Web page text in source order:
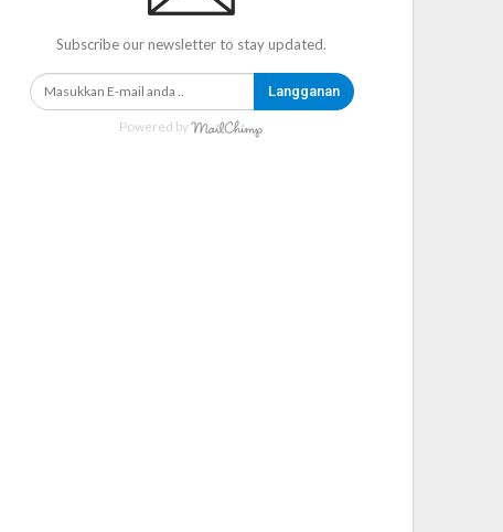
Subscribe our newsletter to stay updated.
Langganan
Powered by